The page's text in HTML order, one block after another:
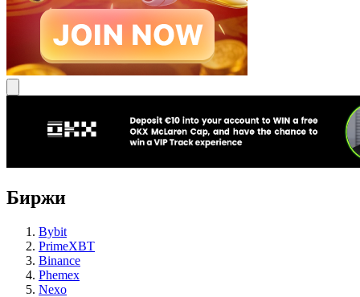
Биржи
Bybit
PrimeXBT
Binance
Phemex
Nexo